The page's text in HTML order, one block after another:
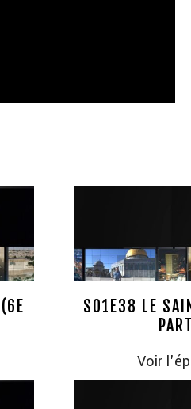
S01E38 LE
Voir